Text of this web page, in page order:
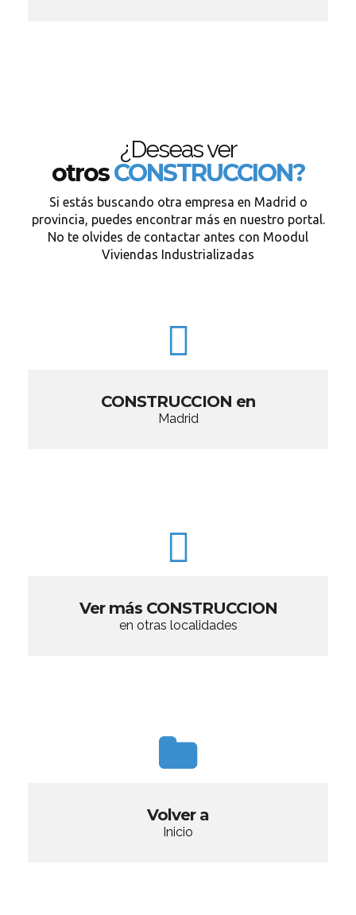
¿Deseas ver
otrosCONSTRUCCION?
Si estás buscando otra empresa en Madrid o
provincia, puedes encontrar más en nuestro portal.
No te olvides de contactar antes con Moodul
Viviendas Industrializadas
CONSTRUCCION en
Madrid
Ver más CONSTRUCCION
en otras localidades
Volver a
Inicio